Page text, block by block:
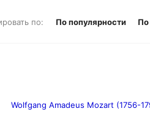
по: По популярности По
Wolfgang Amadeus Mozart (1756-